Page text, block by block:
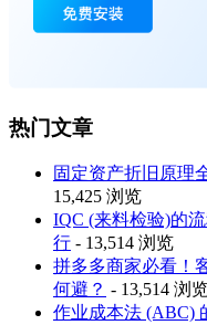
热门文章
固定资产折旧原理
15,425 浏览
IQC (来料检验)的
行 - 13,514 浏览
拼多多商家必看！
何避？ - 13,514 浏
作业成本法 (ABC)